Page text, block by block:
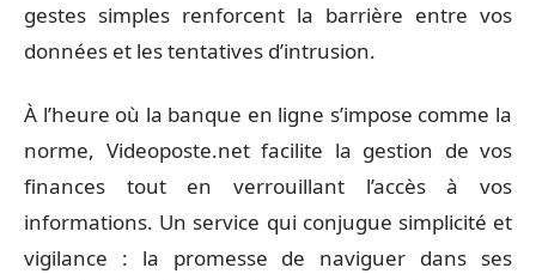
gestes simples renforcent la barrière entre vos
données et les tentatives d’intrusion.
À l’heure où la banque en ligne s’impose comme la
norme, Videoposte.net facilite la gestion de vos
finances tout en verrouillant l’accès à vos
informations. Un service qui conjugue simplicité et
vigilance : la promesse de naviguer dans ses